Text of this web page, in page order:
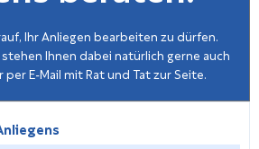
Ihr Anliegen bearbeiten zu dürfen.
Ihnen dabei natürlich gerne auch
E-Mail mit Rat und Tat zur Seite.